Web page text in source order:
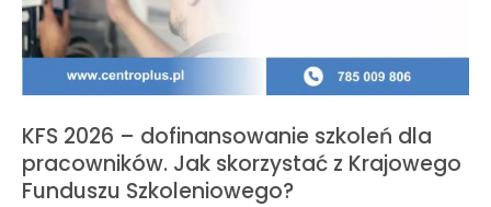
KFS 2026 – dofinansowanie szkoleń dla
pracowników. Jak skorzystać z Krajowego
Funduszu Szkoleniowego?